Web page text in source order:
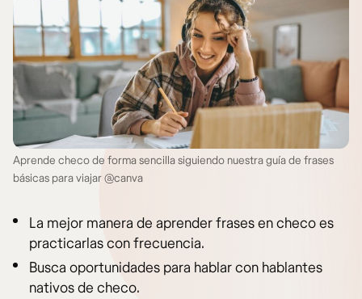
Aprende checo de forma sencilla siguiendo nuestra guía de frases
básicas para viajar @canva
La mejor manera de aprender frases en checo es
practicarlas con frecuencia.
Busca oportunidades para hablar con hablantes
nativos de checo.